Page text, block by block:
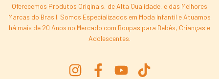
Oferecemos Produtos Originais, de Alta Qualidade, e das Melhores
Marcas do Brasil. Somos Especializados em Moda Infantil e Atuamos
há mais de 20 Anos no Mercado com Roupas para Bebês, Crianças e
Adolescentes.